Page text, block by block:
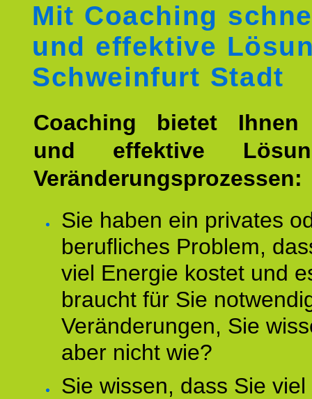
Mit Coaching
und effektive
Schweinfurt Stadt
Coaching bietet Ihnen
und effektive
Veränderungsprozessen:
Sie haben ein privates
berufliches Problem,
viel Energie kostet und
braucht für Sie
Veränderungen, Sie
aber nicht wie?
Sie wissen, dass Sie